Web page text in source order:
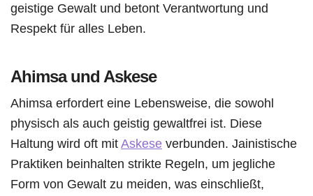
geistige Gewalt und betont Verantwortung und
Respekt für alles Leben.
Ahimsa und Askese
Ahimsa erfordert eine Lebensweise, die sowohl
physisch als auch geistig gewaltfrei ist. Diese
Haltung wird oft mitAskese verbunden. Jainistische
Praktiken beinhalten strikte Regeln, um jegliche
Form von Gewalt zu meiden, was einschließt,